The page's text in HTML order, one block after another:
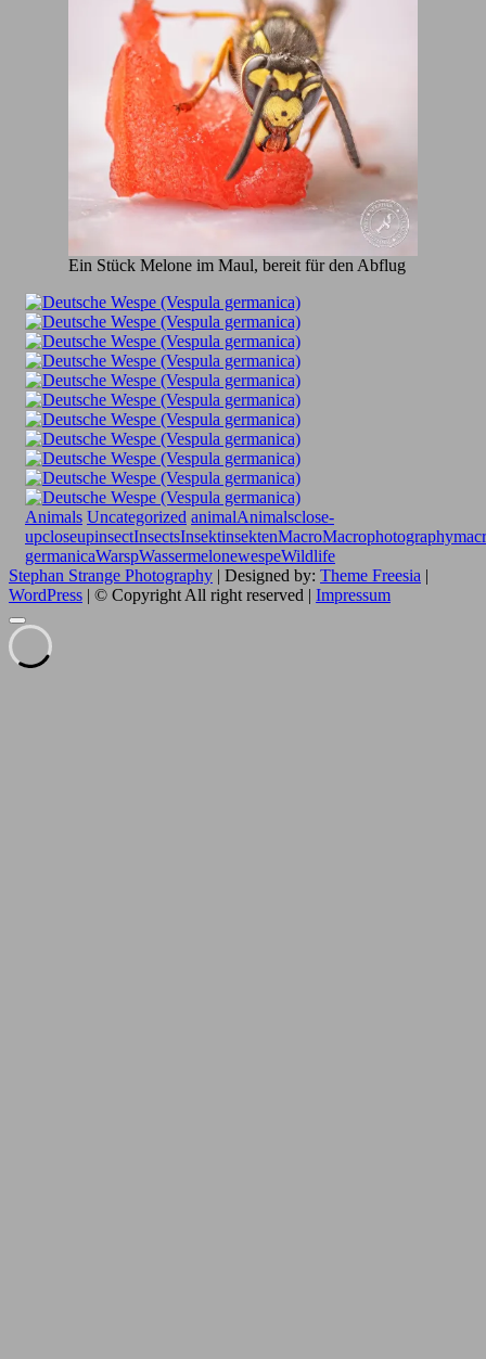
Ein Stück Melone im Maul, bereit für den Abflug
Animals Uncategorized animalAnimalsclose-
upcloseupinsectInsectsInsektinsektenMacroMacrophotography
germanicaWarspWassermelonewespeWildlife
Stephan Strange Photography | Designed by: Theme Freesia |
WordPress | © Copyright All right reserved | Impressum